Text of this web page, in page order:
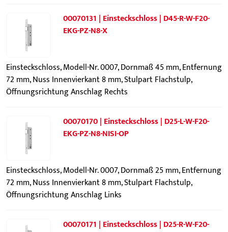
00070131 | Einsteckschloss | D45-R-W-F20-
EKG-PZ-N8-X
Einsteckschloss, Modell-Nr. 0007, Dornmaß 45 mm, Entfernung
72 mm, Nuss Innenvierkant 8 mm, Stulpart Flachstulp,
Öffnungsrichtung Anschlag Rechts
00070170 | Einsteckschloss | D25-L-W-F20-
EKG-PZ-N8-NISI-OP
Einsteckschloss, Modell-Nr. 0007, Dornmaß 25 mm, Entfernung
72 mm, Nuss Innenvierkant 8 mm, Stulpart Flachstulp,
Öffnungsrichtung Anschlag Links
00070171 | Einsteckschloss | D25-R-W-F20-